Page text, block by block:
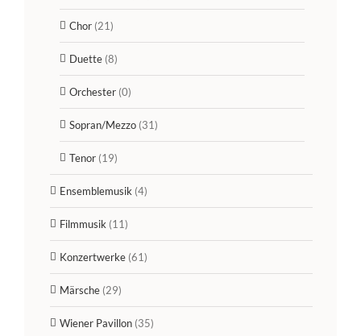
Chor (21)
Duette (8)
Orchester (0)
Sopran/Mezzo (31)
Tenor (19)
Ensemblemusik (4)
Filmmusik (11)
Konzertwerke (61)
Märsche (29)
Wiener Pavillon (35)